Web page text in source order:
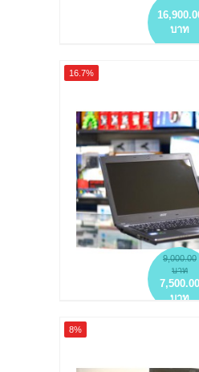
บาท
NOTEBOOK มือสอง ASUS
I5-6200U HD1TB DDR 4GB
16.7%
9,000.00
บาท
7,500.00
บาท
NOTEBOOK มือสอง ACER
CORE I5
8%